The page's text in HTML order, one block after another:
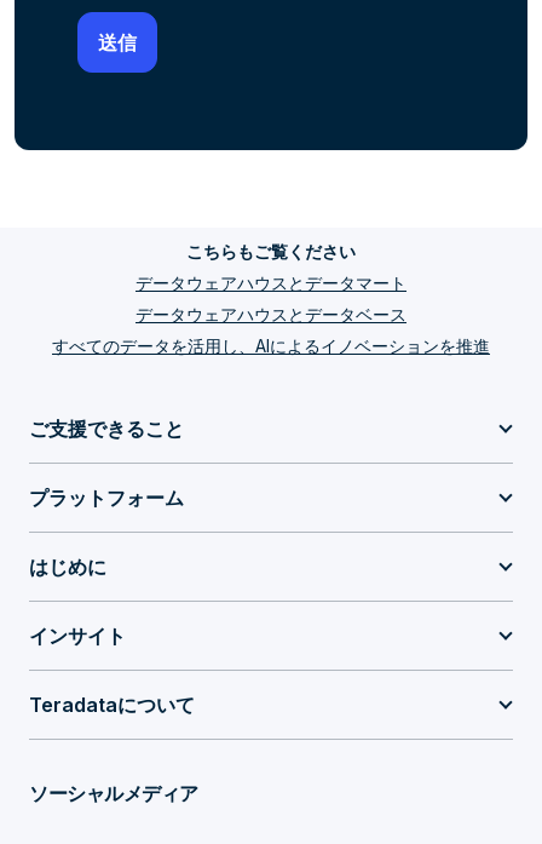
こちらもご覧ください
データウェアハウスとデータマート
データウェアハウスとデータベース
すべてのデータを活用し、AIによるイノベーションを推進
ご支援できること
プラットフォーム
はじめに
インサイト
Teradataについて
ソーシャルメディア